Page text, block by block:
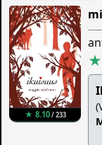
★ 8.10/ 233